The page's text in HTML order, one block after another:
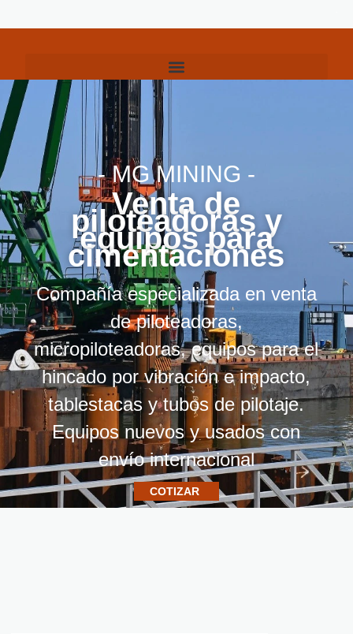
- MG MINING -
Venta de
piloteadoras y
equipos para
cimentaciones
Compañía especializada en venta
de piloteadoras,
micropiloteadoras, equipos para el
hincado por vibración e impacto,
tablestacas y tubos de pilotaje.
Equipos nuevos y usados con
envío internacional
COTIZAR